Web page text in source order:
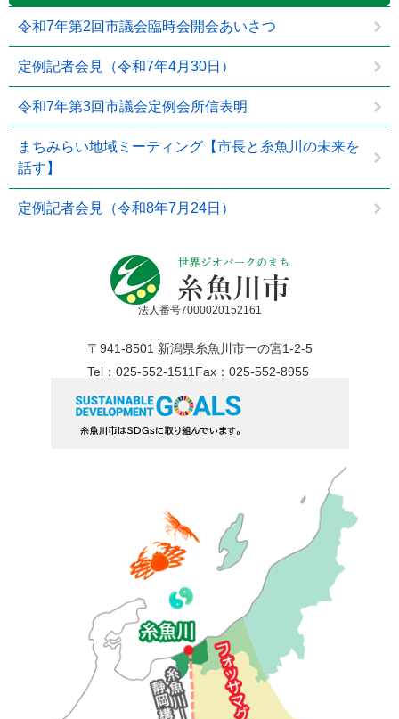
令和7年第2回市議会臨時会開会あいさつ
定例記者会見（令和7年4月30日）
令和7年第3回市議会定例会所信表明
まちみらい地域ミーティング【市長と糸魚川の未来を
話す】
定例記者会見（令和8年7月24日）
法人番号7000020152161
〒941-8501 新潟県糸魚川市一の宮1-2-5
Tel：025-552-1511Fax：025-552-8955